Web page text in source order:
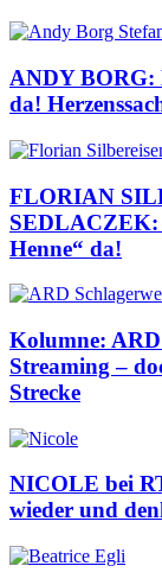
ANDY BORG:
da!
FLORIAN
SEDLACZEK:
Henne“ da!
Kolumne:
Streaming –
Strecke
NICOLE bei
wieder und